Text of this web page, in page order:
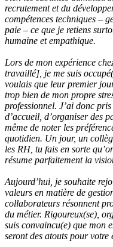
recrutement et du
compétences techniques –
paie – ce que je retiens
humaine et empathique.
Lors de mon expérience
travaillé], je me suis
voulais que leur premier
trop bien de mon propre
professionnel. J’ai donc
d’accueil, d’organiser des
même de noter les
quotidien. Un jour, un
les RH, tu fais en sorte
résume parfaitement la
Aujourd’hui, je souhaite
valeurs en matière de
collaborateurs résonnent
du métier. Rigoureux(se),
suis convaincu(e) que mon
seront des atouts pour votre